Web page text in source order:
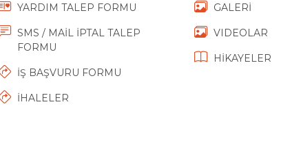
YARDIM TALEP FORMU
SMS / MAİL İPTAL TALEP
FORMU
İŞ BAŞVURU FORMU
İHALELER
GALERİ
VIDEOLAR
HİKAYELER